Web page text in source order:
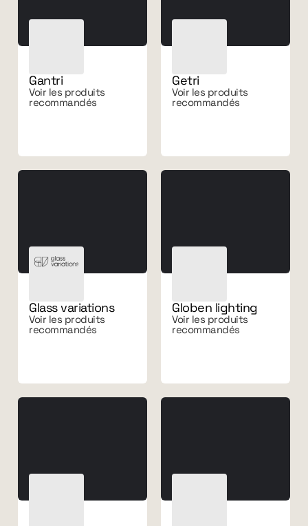
Gantri
Voir les produits
recommandés
Getri
Voir les produits
recommandés
Glass variations
Voir les produits
recommandés
Globen lighting
Voir les produits
recommandés